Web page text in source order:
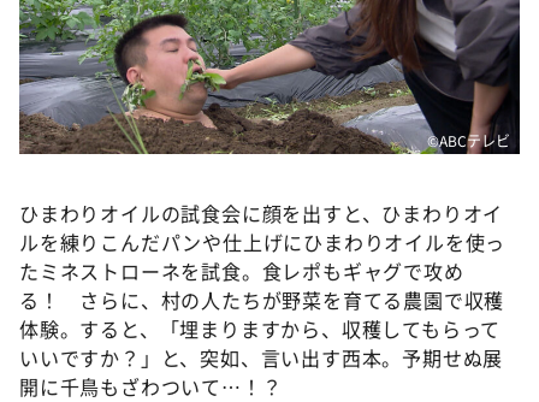
©ABCテレビ
ひまわりオイルの試食会に顔を出すと、ひまわりオイ
ルを練りこんだパンや仕上げにひまわりオイルを使っ
たミネストローネを試食。食レポもギャグで攻め
る！ さらに、村の人たちが野菜を育てる農園で収穫
体験。すると、「埋まりますから、収穫してもらって
いいですか？」と、突如、言い出す西本。予期せぬ展
開に千鳥もざわついて…！？